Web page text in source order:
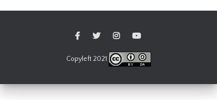
Copyleft 2021